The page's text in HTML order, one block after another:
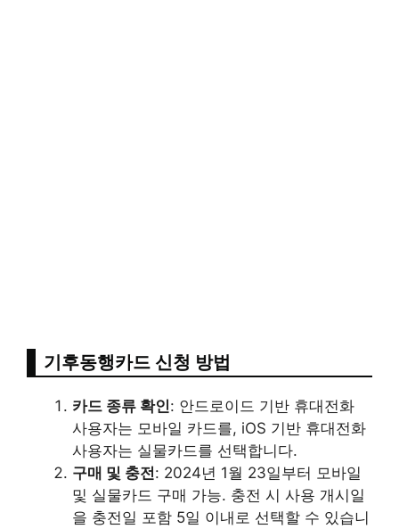
기후동행카드 신청 방법
카드 종류 확인: 안드로이드 기반 휴대전화
사용자는 모바일 카드를, iOS 기반 휴대전화
사용자는 실물카드를 선택합니다.
구매 및 충전: 2024년 1월 23일부터 모바일
및 실물카드 구매 가능. 충전 시 사용 개시일
을 충전일 포함 5일 이내로 선택할 수 있습니